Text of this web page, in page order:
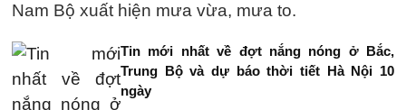
Nam Bộ xuất hiện mưa vừa, mưa to.
Tin mới nhất về đợt nắng nóng ở Bắc,
Trung Bộ và dự báo thời tiết Hà Nội 10
ngày